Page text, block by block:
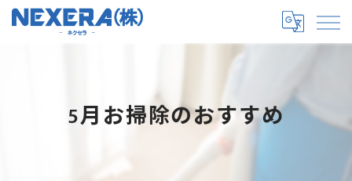
5月お掃除のおすすめ